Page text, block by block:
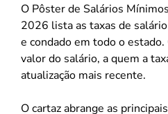
O Pôster de Salários
2026 lista as taxas de
e condado em todo o
valor do salário, a quem a
atualização mais recente.
O cartaz abrange as